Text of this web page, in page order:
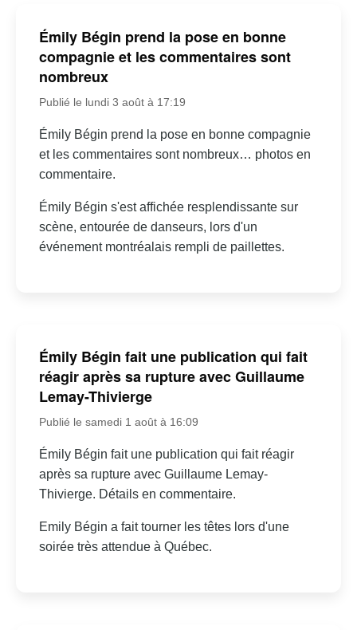
Émily Bégin prend la pose en bonne
compagnie et les commentaires sont
nombreux
Publié le lundi 3 août à 17:19
Émily Bégin prend la pose en bonne compagnie
et les commentaires sont nombreux… photos en
commentaire.
Émily Bégin s'est affichée resplendissante sur
scène, entourée de danseurs, lors d'un
événement montréalais rempli de paillettes.
Émily Bégin fait une publication qui fait
réagir après sa rupture avec Guillaume
Lemay-Thivierge
Publié le samedi 1 août à 16:09
Émily Bégin fait une publication qui fait réagir
après sa rupture avec Guillaume Lemay-
Thivierge. Détails en commentaire.
Emily Bégin a fait tourner les têtes lors d'une
soirée très attendue à Québec.